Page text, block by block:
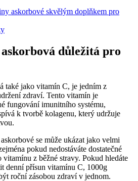
askorbové skvělým doplňkem pro
důležitá pro
také jako vitamín C, je jedním z
zdraví. Tento vitamín je
fungování imunitního systému,
k tvorbě kolagenu, který udržuje
se může ukázat jako velmi
pokud nedostáváte dostatečné
z běžné stravy. Pokud hledáte
denní přísun vitamínu C, 1000g
roční zásobou zdraví v jednom.